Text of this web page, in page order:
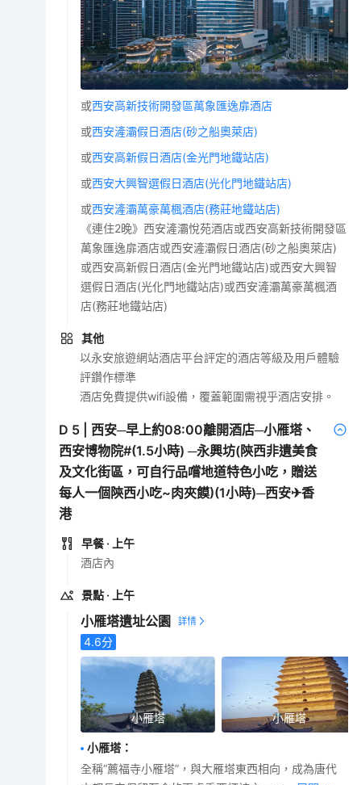
或西安高新技術開發區萬象匯逸扉酒店
或西安滻灞假日酒店(砂之船奧萊店)
或西安高新假日酒店(金光門地鐵站店)
或西安大興智選假日酒店(光化門地鐵站店)
或西安滻灞萬豪萬楓酒店(務莊地鐵站店)
《連住2晚》西安滻灞悅苑酒店或西安高新技術開發區
萬象匯逸扉酒店或西安滻灞假日酒店(砂之船奧萊店)
或西安高新假日酒店(金光門地鐵站店)或西安大興智
選假日酒店(光化門地鐵站店)或西安滻灞萬豪萬楓酒
店(務莊地鐵站店)
其他
以永安旅遊網站酒店平台評定的酒店等級及用戶體驗
評鑽作標準
酒店免費提供wifi設備，覆蓋範圍需視乎酒店安排。
D 5
西安─早上約08:00離開酒店─小雁塔、
西安博物院#(1.5小時) ─永興坊(陝西非遺美食
及文化街區，可自行品嚐地道特色小吃，贈送
每人一個陝西小吃~肉夾饃)(1小時)─西安✈香
港
早餐 · 上午
酒店內
景點 · 上午
小雁塔遺址公園
4.6分
小雁塔 小雁塔
小雁塔 ：
全稱“薦福寺小雁塔”，與大雁塔東西相向，成為唐代